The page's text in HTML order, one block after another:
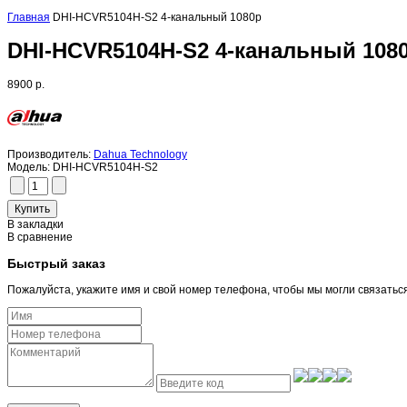
Главная DHI-HCVR5104H-S2 4-канальный 1080р
DHI-HCVR5104H-S2 4-канальный
8900 р.
Производитель: Dahua Technology
Модель: DHI-HCVR5104H-S2
В закладки
В сравнение
Быстрый заказ
Пожалуйста, укажите имя и свой номер телефона, чтобы мы могли